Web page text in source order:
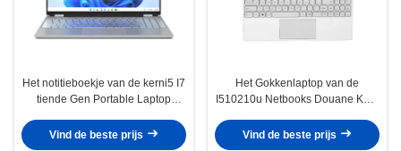
Het notitieboekje van de kerni5 I7
tiende Gen Portable Laptop
Gokken
Vind de beste prijs
Het Gokkenlaptop van de
I510210u Netbooks Douane Kern
Vind de beste prijs